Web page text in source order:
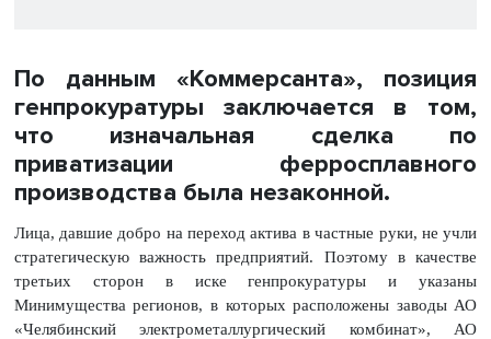
По данным «Коммерсанта», позиция
генпрокуратуры заключается в том,
что изначальная сделка по
приватизации ферросплавного
производства была незаконной.
Лица, давшие добро на переход актива в частные руки, не учли
стратегическую важность предприятий. Поэтому в качестве
третьих сторон в иске генпрокуратуры и указаны
Минимущества регионов, в которых расположены заводы АО
«Челябинский электрометаллургический комбинат», АО